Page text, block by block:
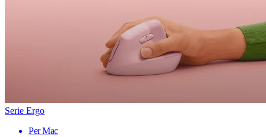
Serie Ergo
Per Mac